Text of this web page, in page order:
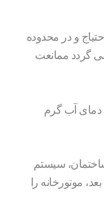
و در محدوده
گردد ممانعت
دمای آب گرم
سیستم
موتورخانه را